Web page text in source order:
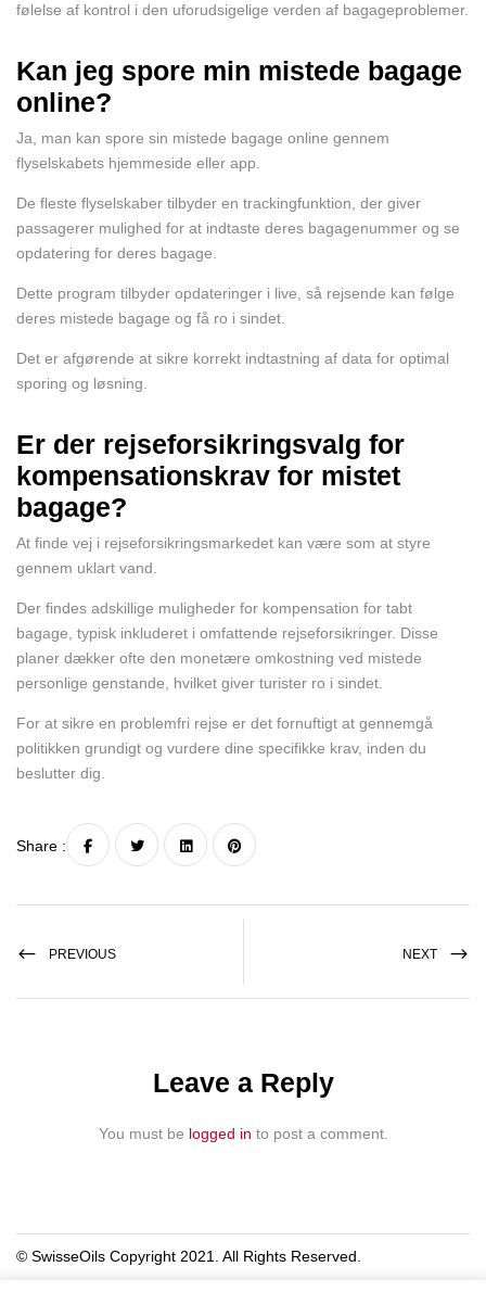
følelse af kontrol i den uforudsigelige verden af bagageproblemer.
Kan jeg spore min mistede bagage
online?
Ja, man kan spore sin mistede bagage online gennem
flyselskabets hjemmeside eller app.
De fleste flyselskaber tilbyder en trackingfunktion, der giver
passagerer mulighed for at indtaste deres bagagenummer og se
opdatering for deres bagage.
Dette program tilbyder opdateringer i live, så rejsende kan følge
deres mistede bagage og få ro i sindet.
Det er afgørende at sikre korrekt indtastning af data for optimal
sporing og løsning.
Er der rejseforsikringsvalg for
kompensationskrav for mistet
bagage?
At finde vej i rejseforsikringsmarkedet kan være som at styre
gennem uklart vand.
Der findes adskillige muligheder for kompensation for tabt
bagage, typisk inkluderet i omfattende rejseforsikringer. Disse
planer dækker ofte den monetære omkostning ved mistede
personlige genstande, hvilket giver turister ro i sindet.
For at sikre en problemfri rejse er det fornuftigt at gennemgå
politikken grundigt og vurdere dine specifikke krav, inden du
beslutter dig.
Share :
PREVIOUS NEXT
Leave a Reply
You must be logged in to post a comment.
© SwisseOils Copyright 2021. All Rights Reserved.